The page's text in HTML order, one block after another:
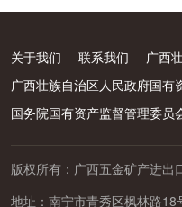
关于我们 联系我们
广西
广西壮族自治区人民政府国有
国务院国有资产监督管理委员
版权所有：广西五金矿产进出
地址：南宁市青秀区枫林路18